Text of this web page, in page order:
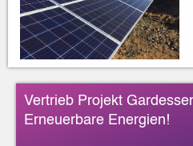
Vertrieb Projekt
Erneuerbare Energien!